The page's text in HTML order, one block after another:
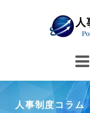
人事制度コラム